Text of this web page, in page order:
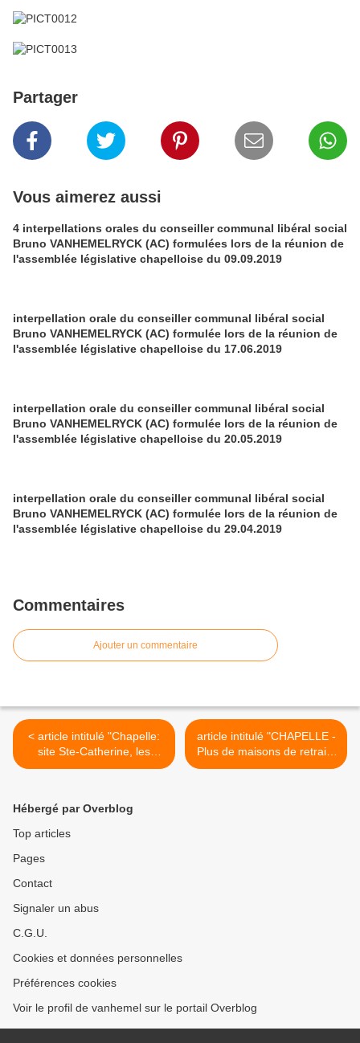
Partager
Vous aimerez aussi
4 interpellations orales du conseiller communal libéral social
Bruno VANHEMELRYCK (AC) formulées lors de la réunion de
l'assemblée législative chapelloise du 09.09.2019
interpellation orale du conseiller communal libéral social
Bruno VANHEMELRYCK (AC) formulée lors de la réunion de
l'assemblée législative chapelloise du 17.06.2019
interpellation orale du conseiller communal libéral social
Bruno VANHEMELRYCK (AC) formulée lors de la réunion de
l'assemblée législative chapelloise du 20.05.2019
interpellation orale du conseiller communal libéral social
Bruno VANHEMELRYCK (AC) formulée lors de la réunion de
l'assemblée législative chapelloise du 29.04.2019
Commentaires
Ajouter un commentaire
< article intitulé "Chapelle:
site Ste-Catherine, les
travaux sont suspendus,
Internet du journal "La
Nouvelle Gazette" (édition
article intitulé "CHAPELLE -
Plus de maisons de retraite
et donc ..." paru dans le
Hébergé par Overblog
Top articles
Pages
Contact
Signaler un abus
C.G.U.
Cookies et données personnelles
Préférences cookies
Voir le profil de vanhemel sur le portail Overblog